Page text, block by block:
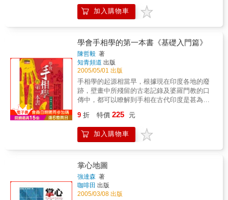
勢。
加入購物車
學會手相學的第一本書《基礎入門篇》
陳哲毅 著
知青頻道 出版
2005/05/01 出版
手相學的起源相當早，根據現在印度各地的廢
跡，壁畫中所殘留的古老記錄及婆羅門教的口
傳中，都可以瞭解到手相在古代印度是甚為流
舊約第三十七章第七節中，就有這麼一段記
載：「每個人生下來，神便在手掌上刻劃著各
種紋線，作為一種印記，叫所有的人知道他的
行，而比較完整的手相論著，是在西漢時代的
許負，他所著的相手篇，可算是中國當時最有
系統的相法。
9 折 特價 225 元
加入購物車
掌心地圖
強達森 著
咖啡田 出版
2005/03/08 出版